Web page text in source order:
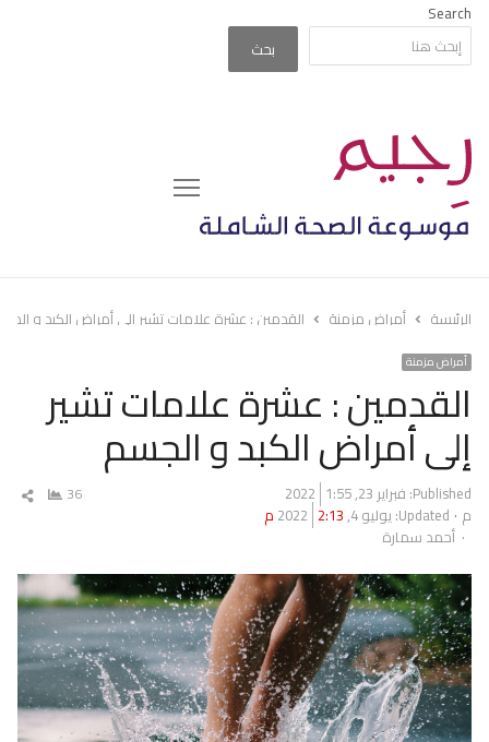
Search
بحث
Menu
الرئيسة أمراض مزمنة القدمين : عشرة علامات تشير إلى أمراض الكبد و
أمراض مزمنة
القدمين : عشرة علامات تشير
إلى أمراض الكبد و الجسم
Published: فبراير 23, 2022
1:55
م Updated: يوليو 4, 2022 2:13 م
Author
أحمد سمارة
36